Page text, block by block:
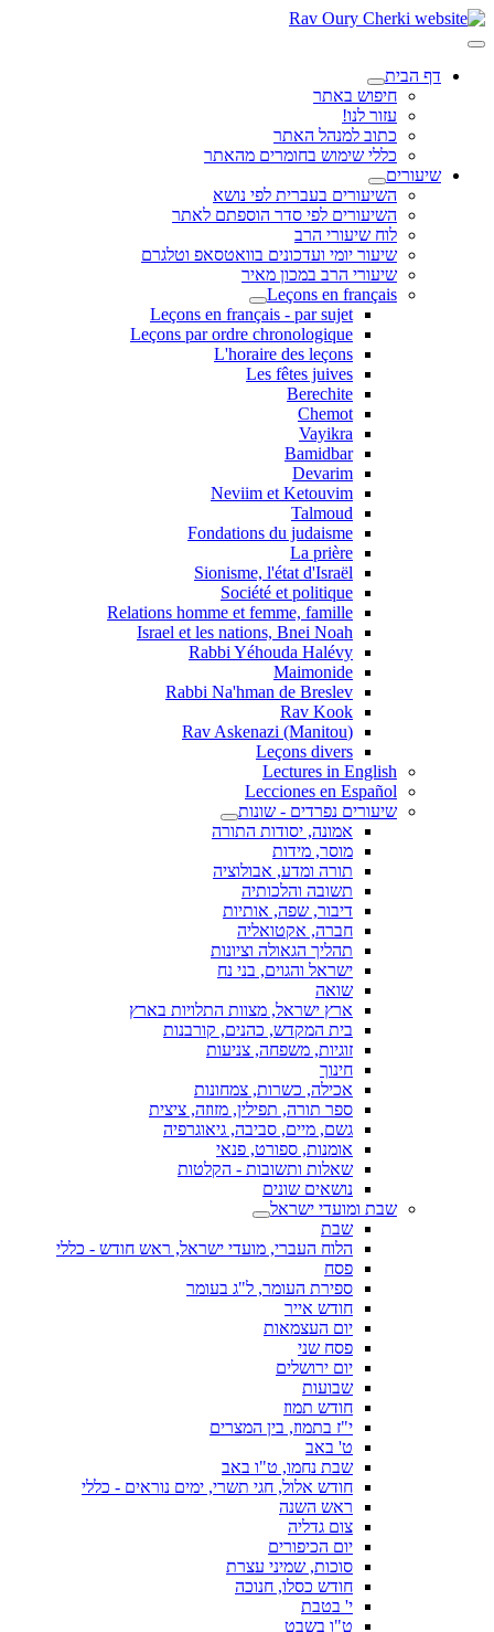
דף הבית
חיפוש באתר
עזור לנו!
כתוב למנהל האתר
כללי שימוש בחומרים מהאתר
שיעורים
השיעורים בעברית לפי נושא
השיעורים לפי סדר הוספתם לאתר
לוח שיעורי הרב
שיעור יומי ועדכונים בוואטסאפ וטלגרם
שיעורי הרב במכון מאיר
Leçons en français
Leçons en français - par sujet
Leçons par ordre chronologique
L'horaire des leçons
Les fêtes juives
Berechite
Chemot
Vayikra
Bamidbar
Devarim
Neviim et Ketouvim
Talmoud
Fondations du judaisme
La prière
Sionisme, l'état d'Israël
Société et politique
Relations homme et femme, famille
Israel et les nations, Bnei Noah
Rabbi Yéhouda Halévy
Maimonide
Rabbi Na'hman de Breslev
Rav Kook
(Rav Askenazi (Manitou
Leçons divers
Lectures in English
Lecciones en Español
שיעורים נפרדים - שונות
אמונה, יסודות התורה
מוסר, מידות
תורה ומדע, אבולוציה
תשובה והלכותיה
דיבור, שפה, אותיות
חברה, אקטואליה
תהליך הגאולה וציונות
ישראל והגוים, בני נח
שואה
ארץ ישראל, מצוות התלויות בארץ
בית המקדש, כהנים, קורבנות
זוגיות, משפחה, צניעות
חינוך
אכילה, כשרות, צמחונות
ספר תורה, תפילין, מזוזה, ציצית
גשם, מיים, סביבה, גיאוגרפיה
אומנות, ספורט, פנאי
שאלות ותשובות - הקלטות
נושאים שונים
שבת ומועדי ישראל
שבת
הלוח העברי, מועדי ישראל, ראש חודש - כללי
פסח
ספירת העומר, ל"ג בעומר
חודש אייר
יום העצמאות
פסח שני
יום ירושלים
שבועות
חודש תמוז
י"ז בתמוז, בין המצרים
ט' באב
שבת נחמו, ט"ו באב
חודש אלול, חגי תשרי, ימים נוראים - כללי
ראש השנה
צום גדליה
יום הכיפורים
סוכות, שמיני עצרת
חודש כסלו, חנוכה
י' בטבת
ט"ו בשבט